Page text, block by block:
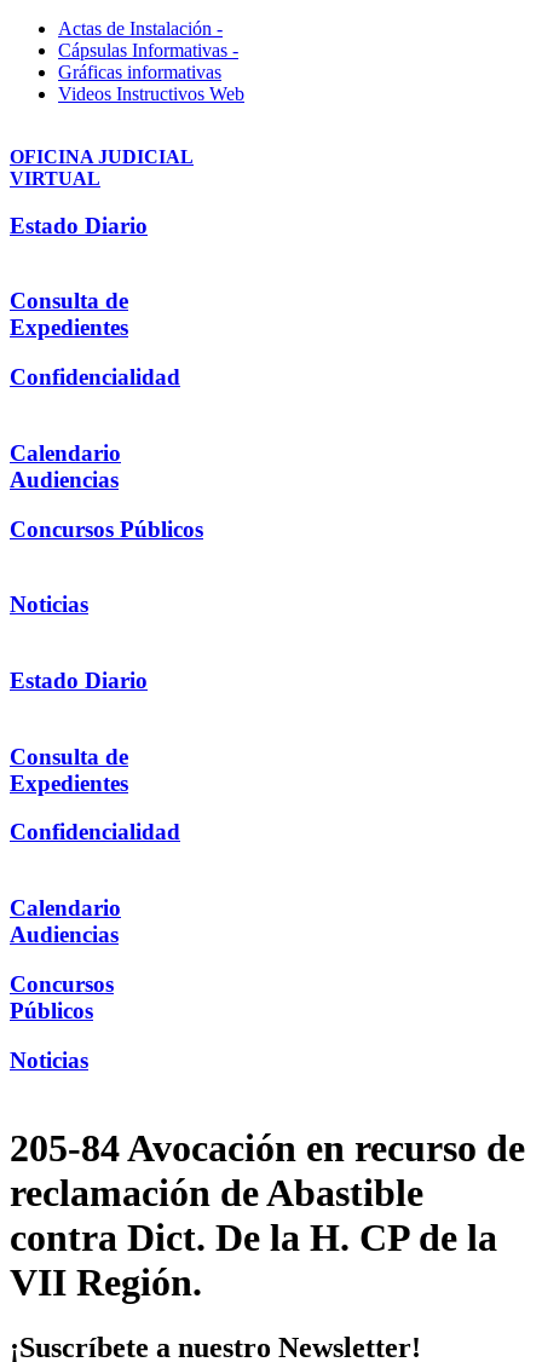
Actas de Instalación -
Cápsulas Informativas -
Gráficas informativas
Videos Instructivos Web
OFICINA JUDICIAL
VIRTUAL
Estado Diario
Consulta de
Expedientes
Confidencialidad
Calendario
Audiencias
Concursos Públicos
Noticias
Estado Diario
Consulta de
Expedientes
Confidencialidad
Calendario
Audiencias
Concursos
Públicos
Noticias
205-84 Avocación en recurso de
reclamación de Abastible
contra Dict. De la H. CP de la
VII Región.
¡Suscríbete a nuestro Newsletter!